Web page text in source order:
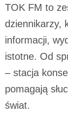
TOK FM to
dziennikarzy,
informacji,
istotne. Od
– stacja
pomagają
świat.
jest także za
My, nasi
przetwarzać
celach:Użycie
Aktywne
identyfikacji.
dostęp do nich.
reklam i treści,